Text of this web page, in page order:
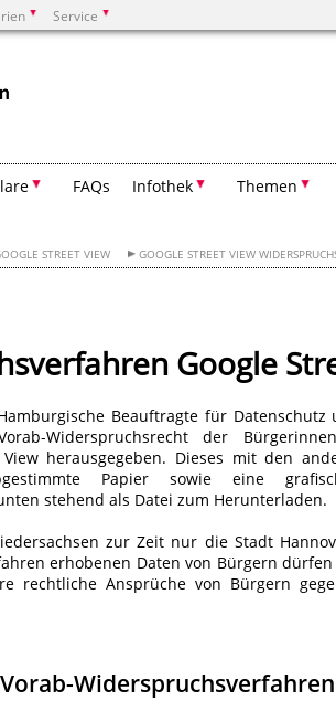
Service
FAQs Infothek Themen
STREET VIEW GOOGLE STREET VIEW
Google
Beauftragte für
Widerspruchsrecht der
herausgegeben. Dieses mit den
Papier sowie eine
stehend als Datei zum Herunterladen.
zur Zeit nur die Stadt
erhobenen Daten von Bürgern
rechtliche Ansprüche von Bürgern